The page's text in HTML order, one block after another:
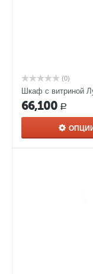
(0)
Шкаф с витриной
66,100 Р